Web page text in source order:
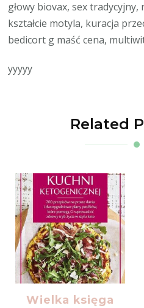
głowy biovax, sex
kształcie motyla, kuracja
bedicort g maść cena,
yyyyy
Related
Wielka księga